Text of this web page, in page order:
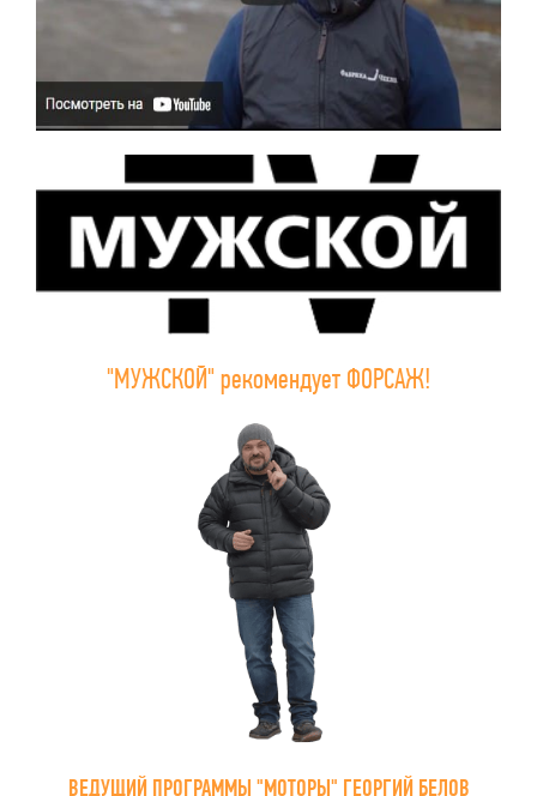
"МУЖСКОЙ" рекомендует ФОРСАЖ!
ВЕДУЩИЙ ПРОГРАММЫ "МОТОРЫ" ГЕОРГИЙ БЕЛОВ